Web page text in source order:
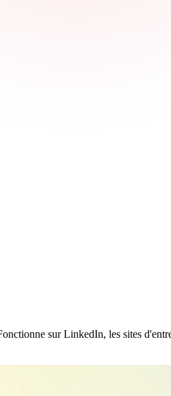
sur LinkedIn, les sites